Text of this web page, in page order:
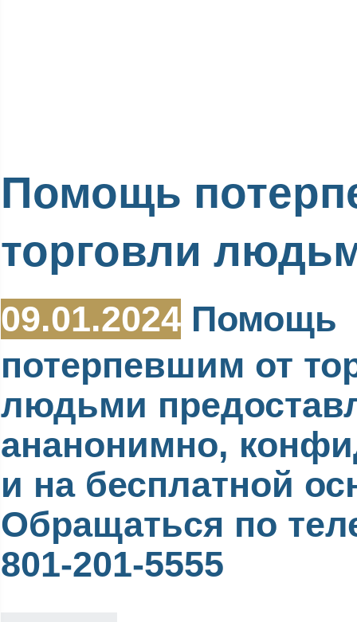
Помощь
торговли
09.01.2024 Помощь
потерпевшим от
людьми
ананонимно,
и на бесплатной
Обращаться по
801-201-5555